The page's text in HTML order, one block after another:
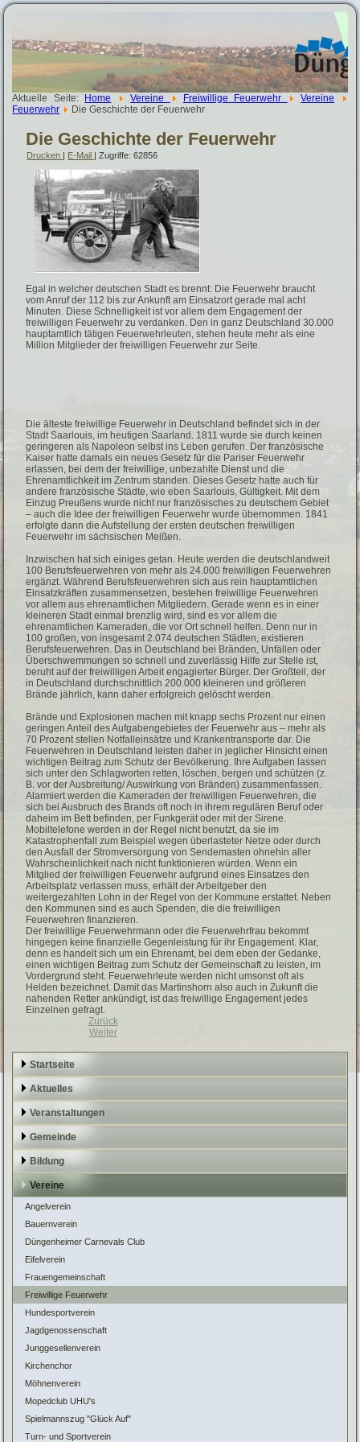
Aktuelle Seite: Home Vereine Freiwillige Feuerwehr
Vereine
Feuerwehr
Die Geschichte der Feuerwehr
Die Geschichte der Feuerwehr
Drucken E-Mail | Zugriffe: 62856
Egal in welcher deutschen Stadt es brennt: Die Feuerwehr braucht
vom Anruf der 112 bis zur Ankunft am Einsatzort gerade mal acht
Minuten. Diese Schnelligkeit ist vor allem dem Engagement der
freiwilligen Feuerwehr zu verdanken. Den in ganz Deutschland 30.000
hauptamtlich tätigen Feuerwehrleuten, stehen heute mehr als eine
Million Mitglieder der freiwilligen Feuerwehr zur Seite.
Die älteste freiwillige Feuerwehr in Deutschland befindet sich in der
Stadt Saarlouis, im heutigen Saarland. 1811 wurde sie durch keinen
geringeren als Napoleon selbst ins Leben gerufen. Der französische
Kaiser hatte damals ein neues Gesetz für die Pariser Feuerwehr
erlassen, bei dem der freiwillige, unbezahlte Dienst und die
Ehrenamtlichkeit im Zentrum standen. Dieses Gesetz hatte auch für
andere französische Städte, wie eben Saarlouis, Gültigkeit. Mit dem
Einzug Preußens wurde nicht nur französisches zu deutschem Gebiet
– auch die Idee der freiwilligen Feuerwehr wurde übernommen. 1841
erfolgte dann die Aufstellung der ersten deutschen freiwilligen
Feuerwehr im sächsischen Meißen.
Inzwischen hat sich einiges getan. Heute werden die deutschlandweit
100 Berufsfeuerwehren von mehr als 24.000 freiwilligen Feuerwehren
ergänzt. Während Berufsfeuerwehren sich aus rein hauptamtlichen
Einsatzkräften zusammensetzen, bestehen freiwillige Feuerwehren
vor allem aus ehrenamtlichen Mitgliedern. Gerade wenn es in einer
kleineren Stadt einmal brenzlig wird, sind es vor allem die
ehrenamtlichen Kameraden, die vor Ort schnell helfen. Denn nur in
100 großen, von insgesamt 2.074 deutschen Städten, existieren
Berufsfeuerwehren. Das in Deutschland bei Bränden, Unfällen oder
Überschwemmungen so schnell und zuverlässig Hilfe zur Stelle ist,
beruht auf der freiwilligen Arbeit engagierter Bürger. Der Großteil, der
in Deutschland durchschnittlich 200.000 kleineren und größeren
Brände jährlich, kann daher erfolgreich gelöscht werden.
Brände und Explosionen machen mit knapp sechs Prozent nur einen
geringen Anteil des Aufgabengebietes der Feuerwehr aus – mehr als
70 Prozent stellen Notfalleinsätze und Krankentransporte dar. Die
Feuerwehren in Deutschland leisten daher in jeglicher Hinsicht einen
wichtigen Beitrag zum Schutz der Bevölkerung. Ihre Aufgaben lassen
sich unter den Schlagworten retten, löschen, bergen und schützen (z.
B. vor der Ausbreitung/ Auswirkung von Bränden) zusammenfassen.
Alarmiert werden die Kameraden der freiwilligen Feuerwehren, die
sich bei Ausbruch des Brands oft noch in ihrem regulären Beruf oder
daheim im Bett befinden, per Funkgerät oder mit der Sirene.
Mobiltelefone werden in der Regel nicht benutzt, da sie im
Katastrophenfall zum Beispiel wegen überlasteter Netze oder durch
den Ausfall der Stromversorgung von Sendemasten ohnehin aller
Wahrscheinlichkeit nach nicht funktionieren würden. Wenn ein
Mitglied der freiwilligen Feuerwehr aufgrund eines Einsatzes den
Arbeitsplatz verlassen muss, erhält der Arbeitgeber den
weitergezahlten Lohn in der Regel von der Kommune erstattet. Neben
den Kommunen sind es auch Spenden, die die freiwilligen
Feuerwehren finanzieren.
Der freiwillige Feuerwehrmann oder die Feuerwehrfrau bekommt
hingegen keine finanzielle Gegenleistung für ihr Engagement. Klar,
denn es handelt sich um ein Ehrenamt, bei dem eben der Gedanke,
einen wichtigen Beitrag zum Schutz der Gemeinschaft zu leisten, im
Vordergrund steht. Feuerwehrleute werden nicht umsonst oft als
Helden bezeichnet. Damit das Martinshorn also auch in Zukunft die
nahenden Retter ankündigt, ist das freiwillige Engagement jedes
Einzelnen gefragt.
Zurück
Weiter
Startseite
Aktuelles
Veranstaltungen
Gemeinde
Bildung
Vereine
Angelverein
Bauernverein
Düngenheimer Carnevals Club
Eifelverein
Frauengemeinschaft
Freiwillige Feuerwehr
Hundesportverein
Jagdgenossenschaft
Junggesellenverein
Kirchenchor
Möhnenverein
Mopedclub UHU's
Spielmannszug "Glück Auf"
Turn- und Sportverein